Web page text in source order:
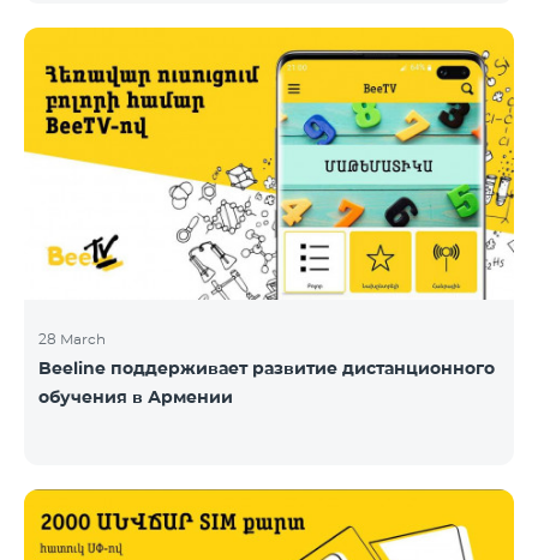
28 March
Beeline поддерживает развитие дистанционного
обучения в Армении